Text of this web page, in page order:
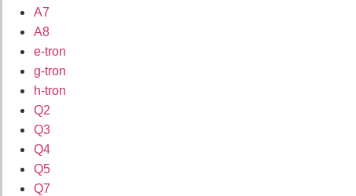
A7
A8
e-tron
g-tron
h-tron
Q2
Q3
Q4
Q5
Q7